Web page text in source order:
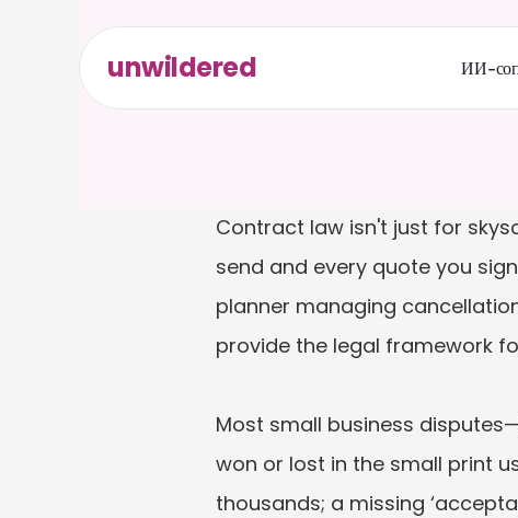
unwildered ИИ-
Contract law isn't just for
send and every quote you
planner managing
provide the legal framework
Most small business
won or lost in the small print
thousands; a missing